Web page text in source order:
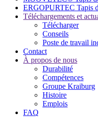
ERGOPURTEC Tapis
Téléchargements et
Télécharger
Conseils
Poste de travail
Contact
À propos de nous
Durabilité
Compétences
Groupe Kraiburg
Histoire
Emplois
FAQ